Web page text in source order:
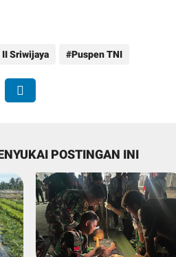
II Sriwijaya Puspen TNI
POSTINGAN INI